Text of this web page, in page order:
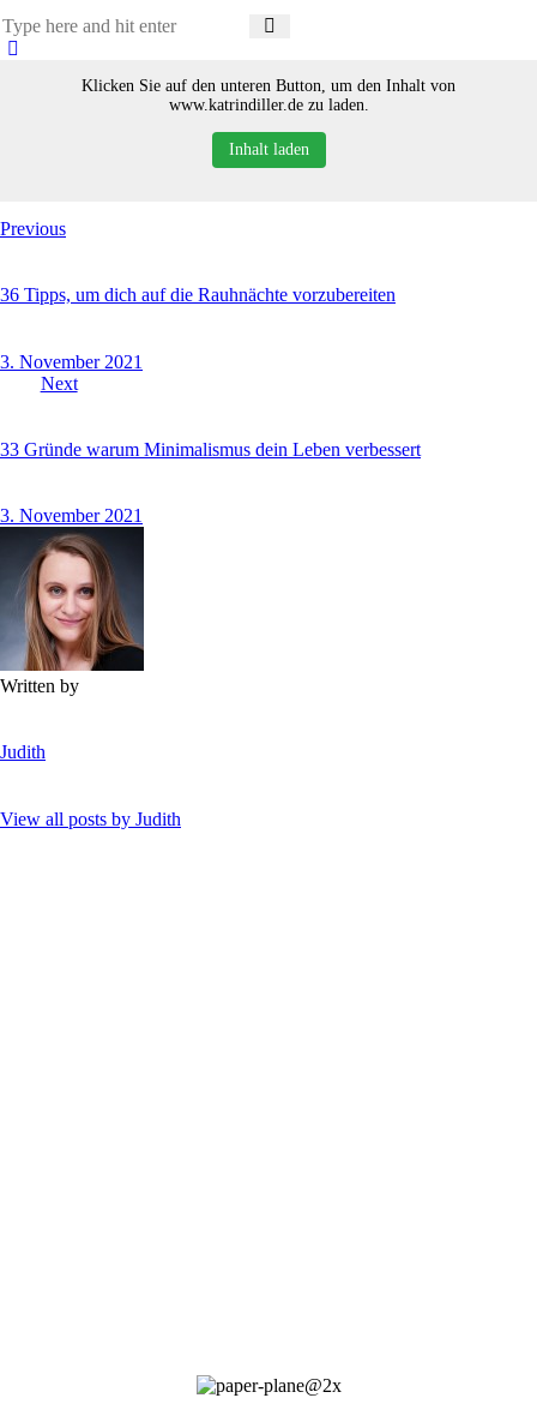
Klicken Sie auf den unteren Button, um den Inhalt von
www.katrindiller.de zu laden.
Inhalt laden
Previous
36 Tipps, um dich auf die Rauhnächte vorzubereiten
3. November 2021
Next
33 Gründe warum Minimalismus dein Leben verbessert
3. November 2021
Written by
Judith
View all posts by Judith